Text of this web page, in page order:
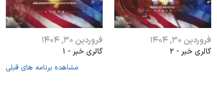
فروردین ۳۰, ۱۴۰۴
گالری خبر - ۲
فروردین ۳۰, ۱۴۰۴
گالری خبر - ۱
مشاهده برنامه های قبلی